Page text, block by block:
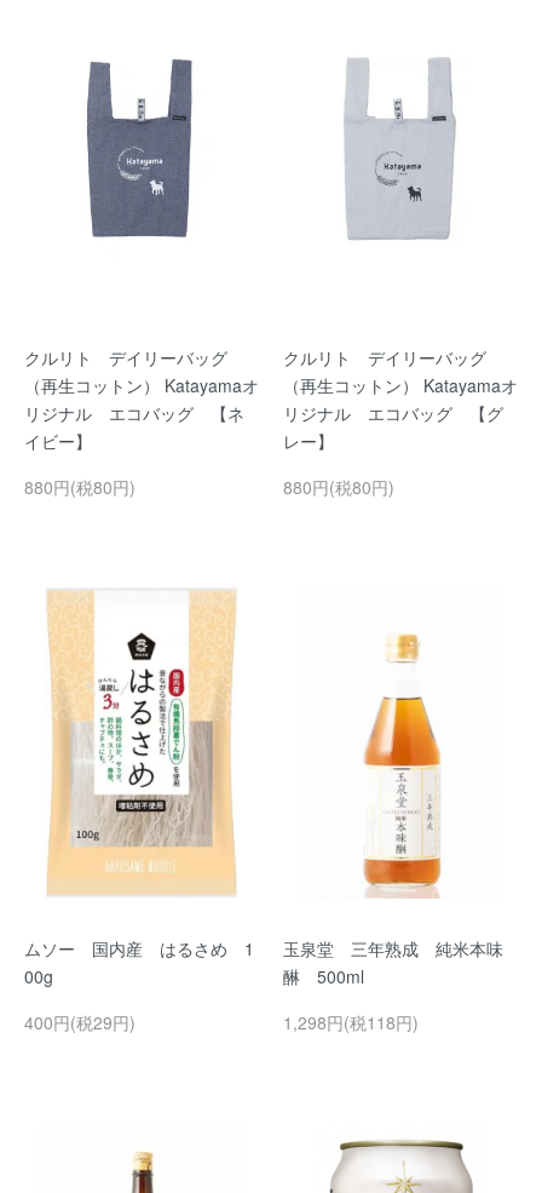
クルリト デイリーバッグ
（再生コットン） Katayamaオ
リジナル エコバッグ 【ネ
イビー】
880円(税80円)
クルリト デイリーバッグ
（再生コットン） Katayamaオ
リジナル エコバッグ 【グ
レー】
880円(税80円)
ムソー 国内産 はるさめ 1
00g
400円(税29円)
玉泉堂 三年熟成 純米本味
醂 500ml
1,298円(税118円)